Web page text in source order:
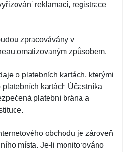
reklamací, registrace
zpracovávány v
způsobem.
o platebních kartách, kterými
kartách Účastníka
platební brána a
obchodu je zároveň
místa. Je-li monitorováno